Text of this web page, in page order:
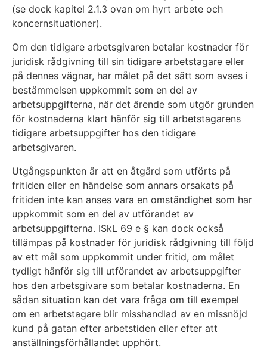
(se dock kapitel 2.1.3 ovan om hyrt arbete och
koncernsituationer).
Om den tidigare arbetsgivaren betalar kostnader för
juridisk rådgivning till sin tidigare arbetstagare eller
på dennes vägnar, har målet på det sätt som avses i
bestämmelsen uppkommit som en del av
arbetsuppgifterna, när det ärende som utgör grunden
för kostnaderna klart hänför sig till arbetstagarens
tidigare arbetsuppgifter hos den tidigare
arbetsgivaren.
Utgångspunkten är att en åtgärd som utförts på
fritiden eller en händelse som annars orsakats på
fritiden inte kan anses vara en omständighet som har
uppkommit som en del av utförandet av
arbetsuppgifterna. ISkL 69 e § kan dock också
tillämpas på kostnader för juridisk rådgivning till följd
av ett mål som uppkommit under fritid, om målet
tydligt hänför sig till utförandet av arbetsuppgifter
hos den arbetsgivare som betalar kostnaderna. En
sådan situation kan det vara fråga om till exempel
om en arbetstagare blir misshandlad av en missnöjd
kund på gatan efter arbetstiden eller efter att
anställningsförhållandet upphört.